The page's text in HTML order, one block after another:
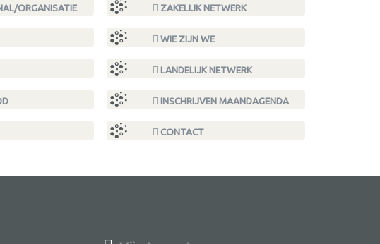
ORGANISATIE ZAKELIJK NETWERK
WIE ZIJN WE
LANDELIJK NETWERK
INSCHRIJVEN MAANDAGENDA
CONTACT